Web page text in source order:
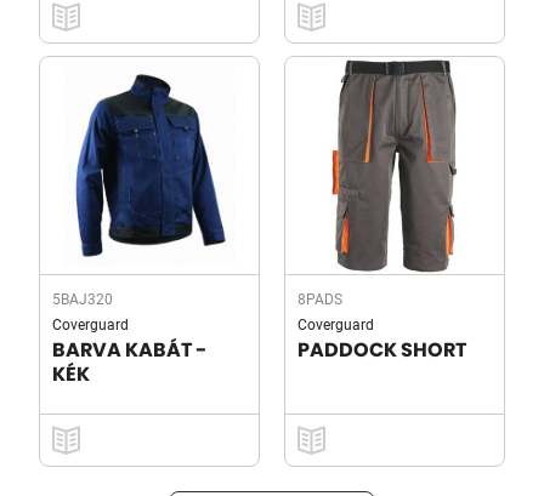
5BAJ320
Coverguard
BARVA KABÁT -
KÉK
8PADS
Coverguard
PADDOCK SHORT